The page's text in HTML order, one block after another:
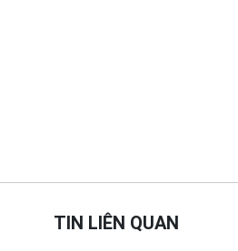
TIN LIÊN QUAN